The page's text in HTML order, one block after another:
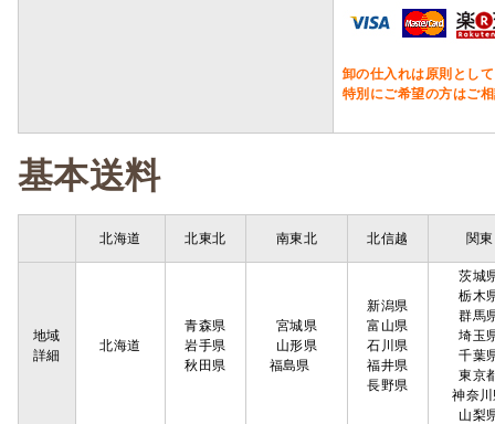
卸の仕入れは原則とし
特別にご希望の方はご
基本送料
北海道 北東北 南東北 北信越 関東
地域
詳細
北海道
青森県
岩手県
秋田県
宮城県
山形県
福島県
新潟県
富山県
石川県
福井県
長野県
茨城
栃木
群馬
埼玉
千葉
東京
神奈
山梨